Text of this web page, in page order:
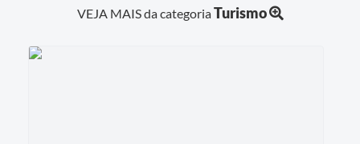
VEJA MAIS da categoriaTurismo